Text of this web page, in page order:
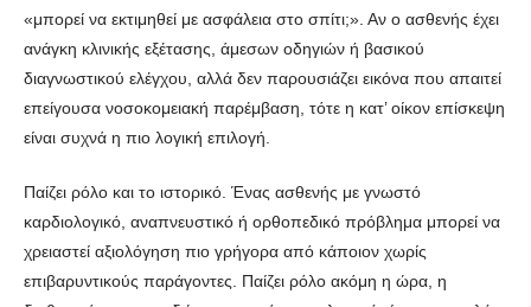
«μπορεί να εκτιμηθεί με ασφάλεια στο σπίτι;». Αν ο ασθενής έχει
ανάγκη κλινικής εξέτασης, άμεσων οδηγιών ή βασικού
διαγνωστικού ελέγχου, αλλά δεν παρουσιάζει εικόνα που απαιτεί
επείγουσα νοσοκομειακή παρέμβαση, τότε η κατ’ οίκον επίσκεψη
είναι συχνά η πιο λογική επιλογή.
Παίζει ρόλο και το ιστορικό. Ένας ασθενής με γνωστό
καρδιολογικό, αναπνευστικό ή ορθοπεδικό πρόβλημα μπορεί να
χρειαστεί αξιολόγηση πιο γρήγορα από κάποιον χωρίς
επιβαρυντικούς παράγοντες. Παίζει ρόλο ακόμη η ώρα, η